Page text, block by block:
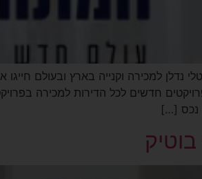
חדשים לכל הדירות למכירה
נכס […]